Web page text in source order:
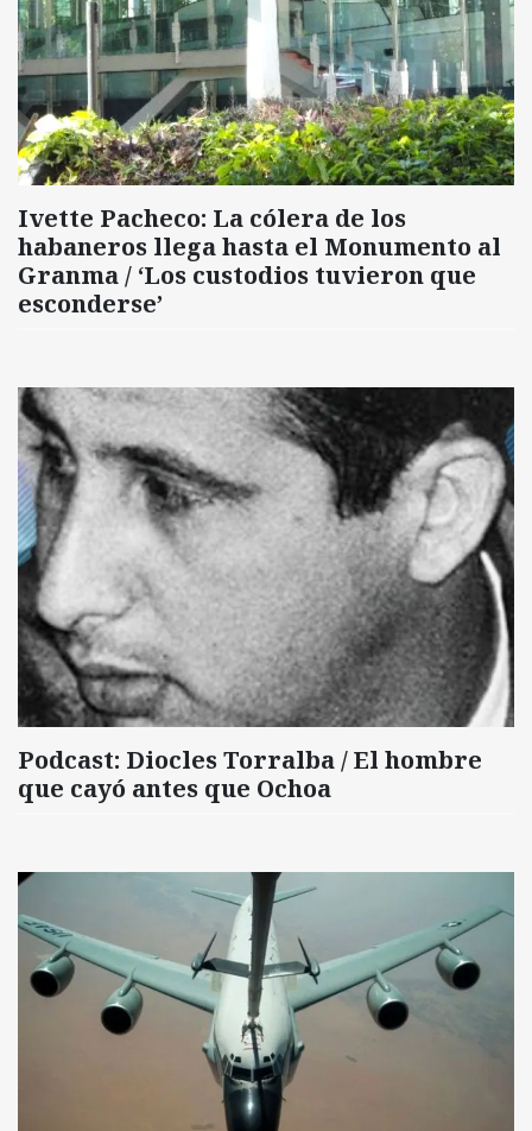
Ivette Pacheco: La cólera de los
habaneros llega hasta el Monumento al
Granma / ‘Los custodios tuvieron que
esconderse’
Podcast: Diocles Torralba / El hombre
que cayó antes que Ochoa